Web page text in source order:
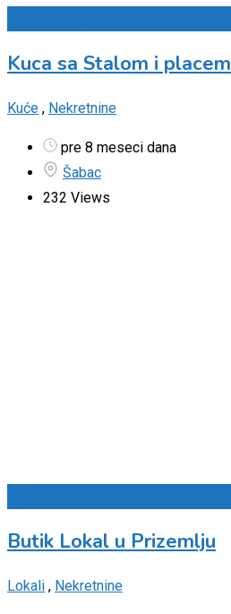
Kuca sa Stalom i placem
Kuće , Nekretnine
pre 8 meseci dana
Šabac
232 Views
Butik Lokal u Prizemlju
Lokali , Nekretnine